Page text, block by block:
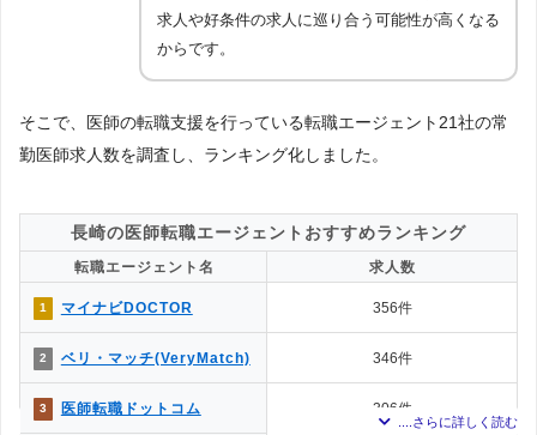
求人や好条件の求人に巡り合う可能性が高くなる
からです。
そこで、医師の転職支援を行っている転職エージェント21社の常
勤医師求人数を調査し、ランキング化しました。
長崎の医師転職エージェントおすすめランキング
転職エージェント名 求人数
1 マイナビDOCTOR 356件
2 ベリ・マッチ(VeryMatch) 346件
3 医師転職ドットコム 306件